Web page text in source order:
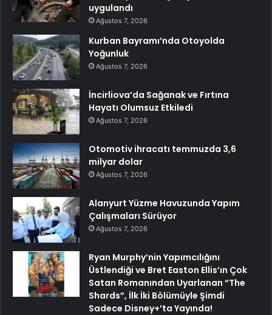
uygulandı
Ağustos 7, 2026
Kurban Bayramı’nda Otoyolda
Yoğunluk
Ağustos 7, 2026
İncirliova’da Sağanak ve Fırtına
Hayatı Olumsuz Etkiledi
Ağustos 7, 2026
Otomotiv ihracatı temmuzda 3,6
milyar dolar
Ağustos 7, 2026
Alanyurt Yüzme Havuzunda Yapım
Çalışmaları Sürüyor
Ağustos 7, 2026
Ryan Murphy’nin Yapımcılığını
Üstlendiği ve Bret Easton Ellis’ın Çok
Satan Romanından Uyarlanan “The
Shards”, İlk İki Bölümüyle Şimdi
Sadece Disney+’ta Yayında!